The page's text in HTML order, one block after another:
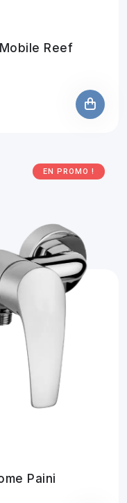
Reef
EN PROMO !
Paini